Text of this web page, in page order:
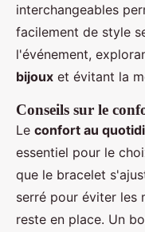
interchangeables
facilement de style
l'événement,
bijoux et évitant la
Conseils sur le
Le confort au
essentiel pour le
que le bracelet
serré pour éviter les
reste en place. Un